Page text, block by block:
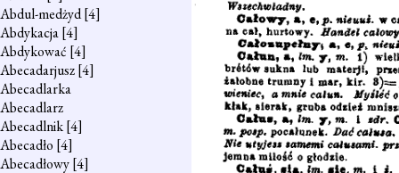
Abdul-medżyd[4]
Abdykacja[4]
Abdykować [4]
Abecadarjusz[4]
Abecadlarka
Abecadlarz
Abecadlnik[4]
Abecadło [4]
Abecadłowy[4]